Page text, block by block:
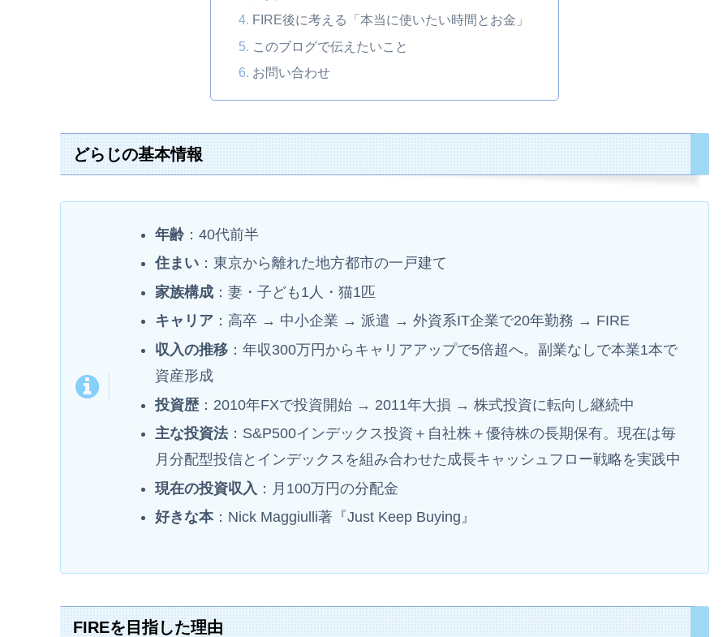
FIRE後に考える「本当に使いたい時間とお金」
このブログで伝えたいこと
お問い合わせ
どらじの基本情報
年齢：40代前半
住まい：東京から離れた地方都市の一戸建て
家族構成：妻・子ども1人・猫1匹
キャリア：高卒 → 中小企業 → 派遣 → 外資系IT企業で20年勤務 → FIRE
収入の推移：年収300万円からキャリアアップで5倍超へ。副業なしで本業1本で
資産形成
投資歴：2010年FXで投資開始 → 2011年大損 → 株式投資に転向し継続中
主な投資法：S&P500インデックス投資＋自社株＋優待株の長期保有。現在は毎
月分配型投信とインデックスを組み合わせた成長キャッシュフロー戦略を実践中
現在の投資収入 ：月100万円の分配金
好きな本：Nick Maggiulli著『Just Keep Buying』
FIREを目指した理由